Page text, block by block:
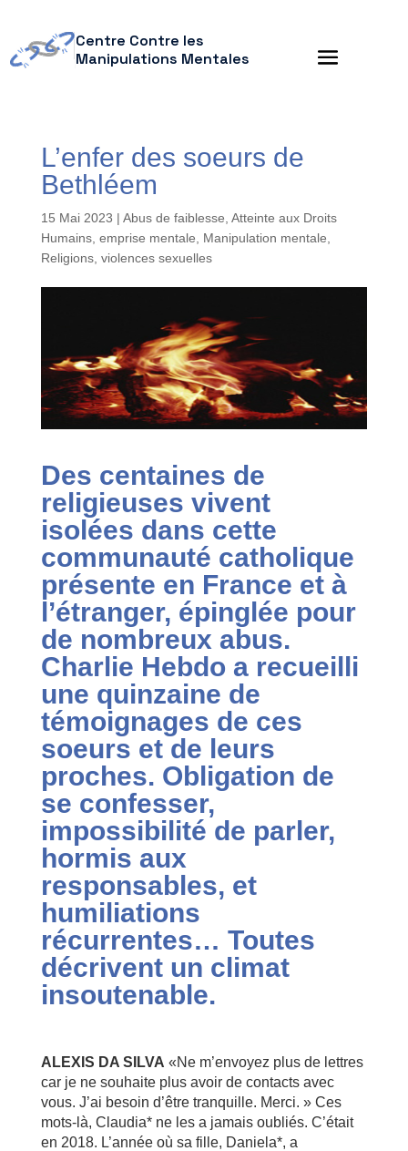
Centre Contre les
Manipulations Mentales
L’enfer des soeurs de
Bethléem
15 Mai 2023 | Abus de faiblesse Atteinte aux Droits
Humains, emprise mentale Manipulation mentale
Religions, violences sexuelles
Des centaines de
religieuses vivent
isolées dans cette
communauté catholique
présente en France et à
l’étranger, épinglée pour
de nombreux abus.
Charlie Hebdo a recueilli
une quinzaine de
témoignages de ces
soeurs et de leurs
proches. Obligation de
se confesser,
impossibilité de parler,
hormis aux
responsables, et
humiliations
récurrentes… Toutes
décrivent un climat
insoutenable.
ALEXIS DA SILVA «Ne m’envoyez plus de lettres
car je ne souhaite plus avoir de contacts avec
vous. J’ai besoin d’être tranquille. Merci. » Ces
mots-là, Claudia* ne les a jamais oubliés. C’était
en 2018. L’année où sa fille, Daniela*, a